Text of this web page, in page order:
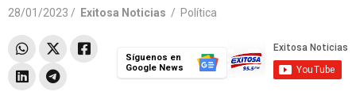
28/01/2023 / Exitosa Noticias / Política
Síguenos en
Google News